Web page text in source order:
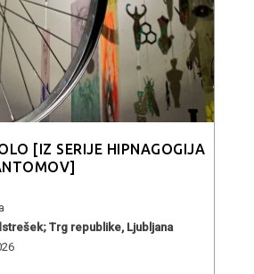
[IZ SERIJE HIPNAGOGIJA
Trg republike, Ljubljana